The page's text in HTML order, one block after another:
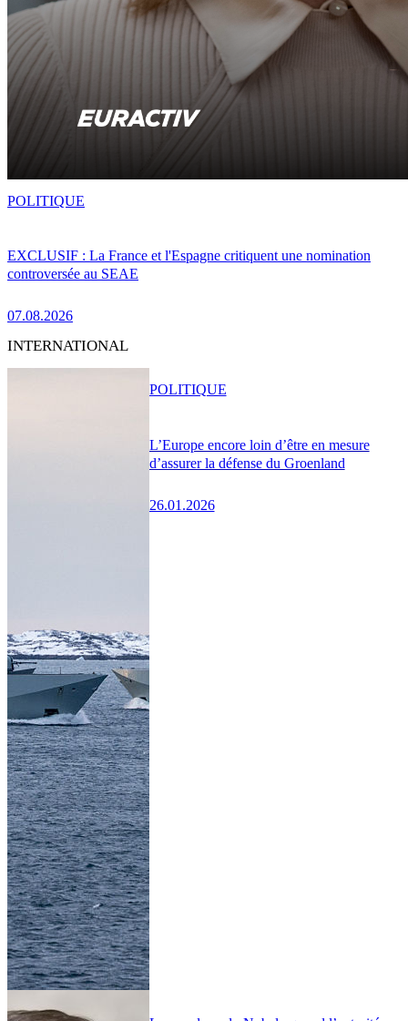
EXCLUSIF : La France et l'Espagne critiquent une nomination
controversée au SEAE
07.08.2026
POLITIQUE
INTERNATIONAL
L’Europe encore loin d’être en mesure
d’assurer la défense du Groenland
26.01.2026
POLITIQUE